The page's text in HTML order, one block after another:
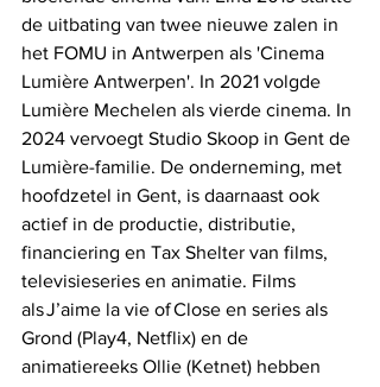
de uitbating van twee nieuwe zalen in
het FOMU in Antwerpen als 'Cinema
Lumière Antwerpen'. In 2021 volgde
Lumière Mechelen als vierde cinema. In
2024 vervoegt Studio Skoop in Gent de
Lumière-familie. De onderneming, met
hoofdzetel in Gent, is daarnaast ook
actief in de productie, distributie,
financiering en Tax Shelter van films,
televisieseries en animatie. Films
als J’aime la vie of Close en series als
Grond (Play4, Netflix) en de
animatiereeks Ollie (Ketnet) hebben